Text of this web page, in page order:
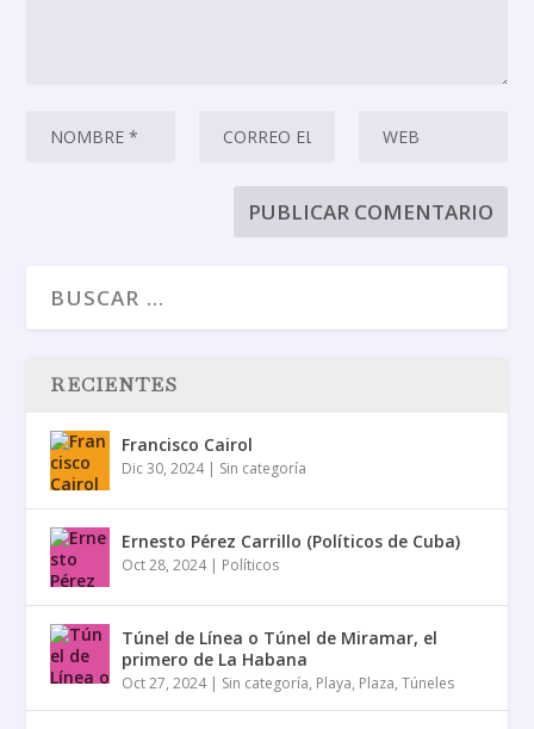
RECIENTES
Francisco Cairol
Dic 30, 2024| Sin categoría
Ernesto Pérez Carrillo (Políticos de Cuba)
Oct 28, 2024| Políticos
Túnel de Línea o Túnel de Miramar, el
primero de La Habana
Oct 27, 2024| Sin categoría, Playa, Plaza,Túneles